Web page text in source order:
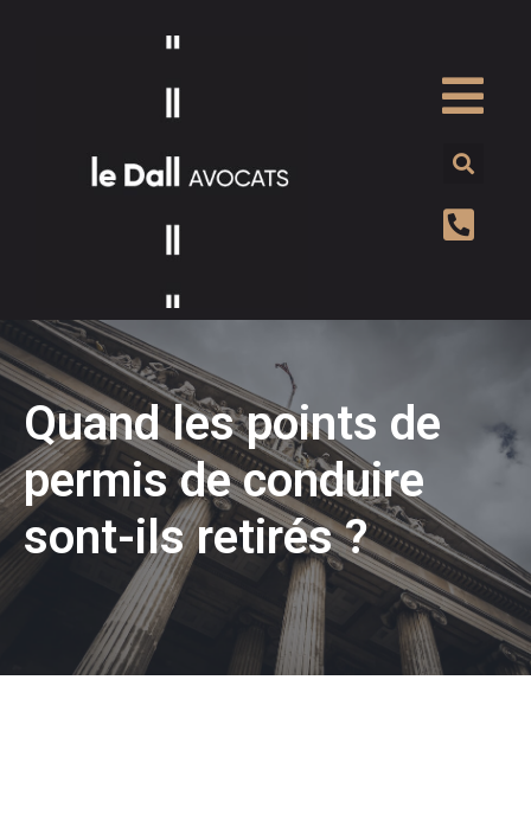
Quand les points de
permis de conduire
sont-ils retirés ?